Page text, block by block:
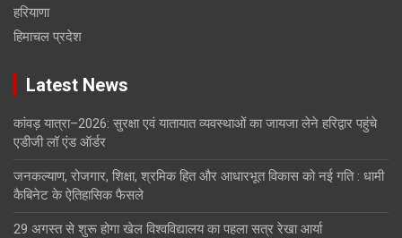
हरियाणा
हिमाचल प्रदेश
Latest News
कांवड़ यात्रा–2026: सुरक्षा एवं यातायात व्यवस्थाओं का जायजा लेने हरिद्वार पहुंचे
एडीजी लॉ एंड ऑर्डर
जनकल्याण, रोजगार, शिक्षा, श्रमिक हित और आधारभूत विकास को नई गति : धामी
कैबिनेट के ऐतिहासिक फैसले
29 अगस्त से शुरू होगा खेल विश्वविद्यालय का पहला सत्र रेखा आर्या